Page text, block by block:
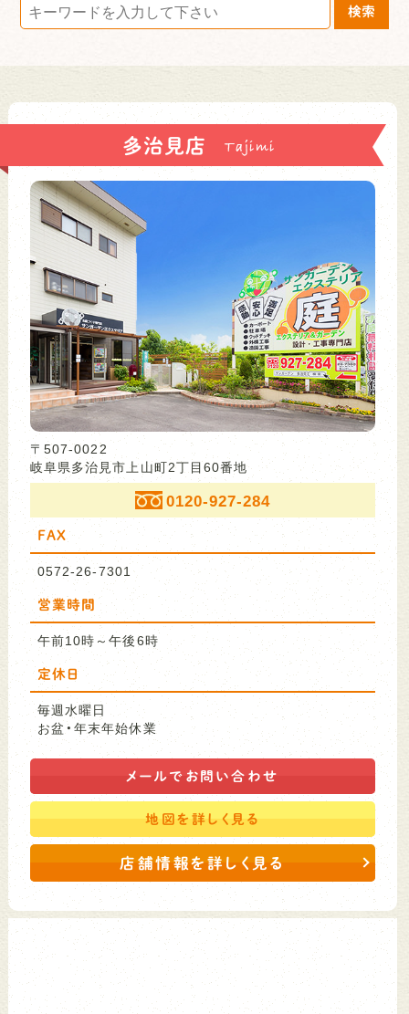
検索
多治見店
〒507-0022
岐阜県多治見市上山町2丁目60番地
0120-927-284
FAX
0572-26-7301
営業時間
午前10時～午後6時
定休日
毎週水曜日
お盆・年末年始休業
メールで お問い合わせ
地図を詳しく見る
店舗情報を詳しく見る